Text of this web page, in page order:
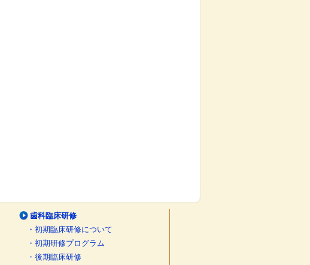
歯科臨床研修
・初期臨床研修について
・初期研修プログラム
・後期臨床研修